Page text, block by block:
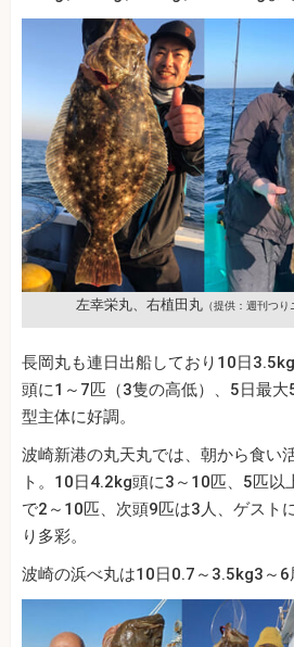
左幸栄丸、右植田丸（提供：週刊つり
長岡丸も連日出船しており10日
頭に1～7匹（3隻の高低）、5日最
型主体に好調。
波崎新港の丸天丸では、朝から食い
ト。10日4.2kg頭に3～10匹、5匹以
で2～10匹、次頭9匹は3人、ゲスト
り多彩。
波崎の浜べ丸は10日0.7～3.5kg3～6